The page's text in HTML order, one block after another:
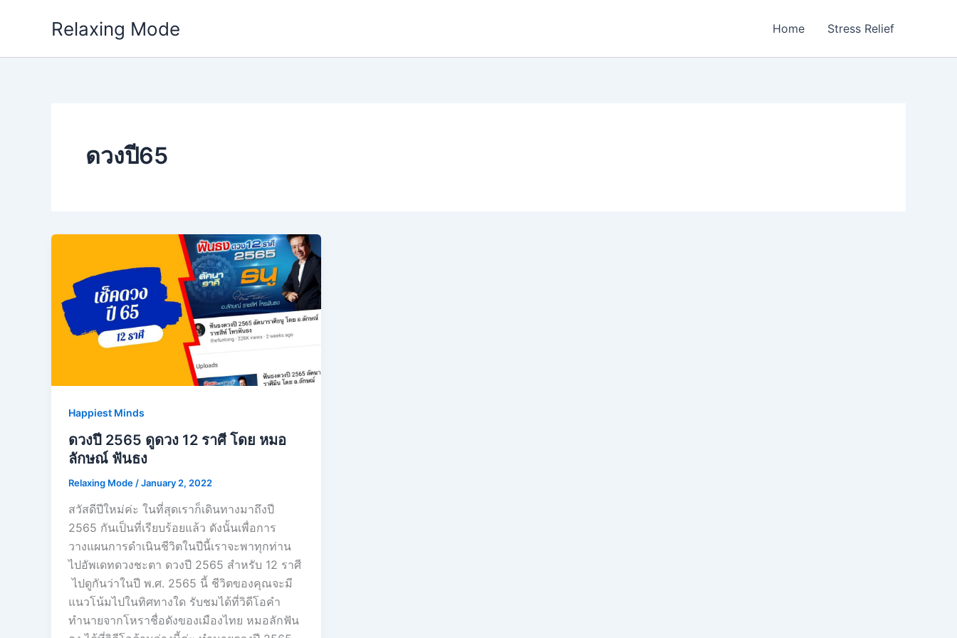
Relaxing Mode Home Stress Relief
ดวงปี65
Happiest Minds
ดวงปี 2565 ดูดวง 12 ราศี โดย หมอ
ลักษณ์ ฟันธง
Relaxing Mode /January 2, 2022
สวัสดีปีใหม่ค่ะ ในที่สุดเราก็เดินทางมาถึงปี
2565 กันเป็นที่เรียบร้อยแล้ว ดังนั้นเพื่อการ
วางแผนการดำเนินชีวิตในปีนี้เราจะพาทุกท่าน
ไปอัพเดทดวงชะตา ดวงปี 2565 สำหรับ 12 ราศี
ไปดูกันว่าในปี พ.ศ. 2565 นี้ ชีวิตของคุณจะมี
แนวโน้มไปในทิศทางใด รับชมได้ที่วิดีโอคำ
ทำนายจากโหราชื่อดังของเมืองไทย หมอลักฟัน